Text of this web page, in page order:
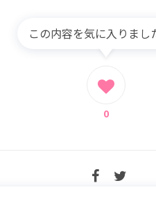
この内容を気に入りまし
0